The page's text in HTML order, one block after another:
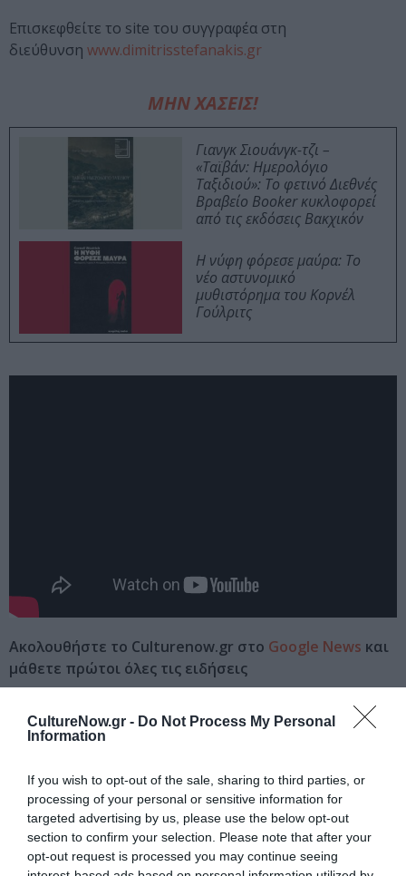
CultureNow.gr - Do Not Process My Personal
Information
If you wish to opt-out of the sale, sharing to third parties, or
processing of your personal or sensitive information for
targeted advertising by us, please use the below opt-out
section to confirm your selection. Please note that after your
opt-out request is processed you may continue seeing
Επισκεφθείτε το site του συγγραφέα στη
διεύθυνση www.dimitrisstefanakis.gr
ΜΗΝ ΧΑΣΕΙΣ!
Γιανγκ Σιουάνγκ-τζι –
«Ταϊβάν: Ημερολόγιο
Ταξιδιού»: Το φετινό Διεθνές
Βραβείο Booker κυκλοφορεί
από τις εκδόσεις Βακχικόν
Η νύφη φόρεσε μαύρα: Το
νέο αστυνομικό
μυθιστόρημα του Κορνέλ
Γούλριτς
Ακολουθήστε το Culturenow.gr στο Google News και
μάθετε πρώτοι όλες τις ειδήσεις
για την Τέχνη και τον
Πολιτισμό στοCulturenow.gr
Νέοι Διαγωνισμοί❯
Tags
ΔΗΜΗΤΡΗΣ ΣΤΕΦΑΝΑΚΗΣ ΕΛΛΗΝΕΣ ΣΥΓΓΡΑΦΕΙΣ